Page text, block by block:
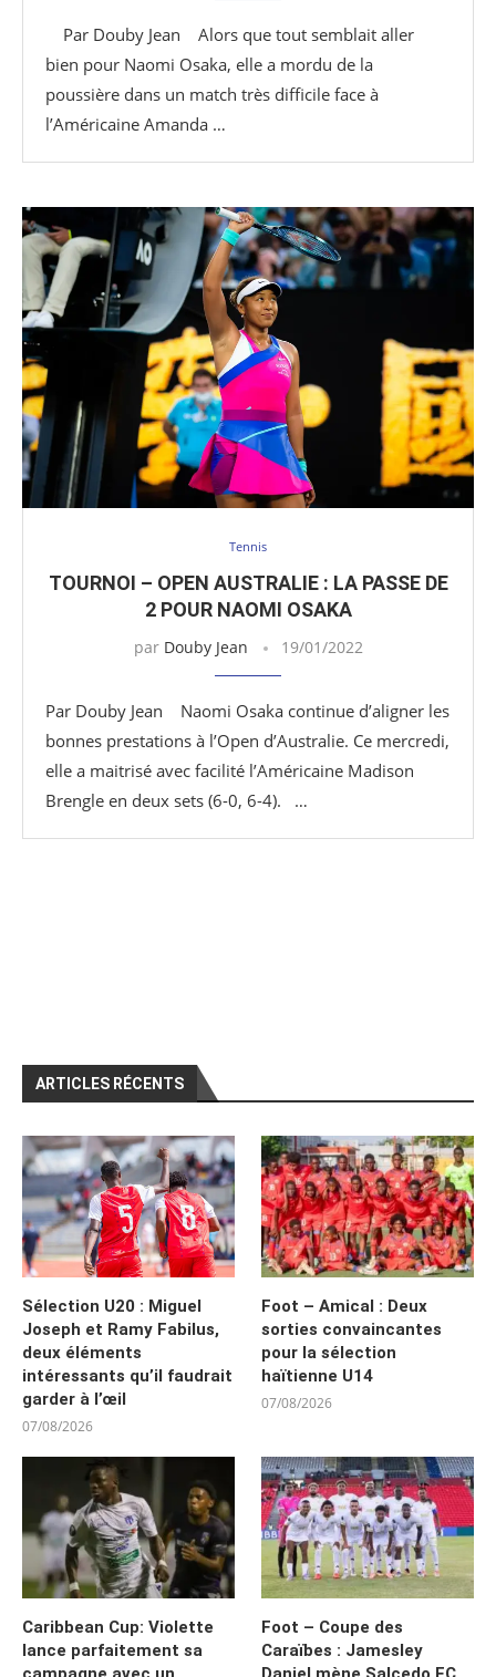
Par Douby Jean Alors que tout semblait aller
bien pour Naomi Osaka, elle a mordu de la
poussière dans un match très difficile face à
l’Américaine Amanda …
Tennis
TOURNOI – OPEN AUSTRALIE : LA PASSE DE
2 POUR NAOMI OSAKA
par Douby Jean 19/01/2022
Par Douby Jean Naomi Osaka continue d’aligner les
bonnes prestations à l’Open d’Australie. Ce mercredi,
elle a maitrisé avec facilité l’Américaine Madison
Brengle en deux sets (6-0, 6-4). …
ARTICLES RÉCENTS
Sélection U20 : Miguel
Joseph et Ramy Fabilus,
deux éléments
intéressants qu’il faudrait
garder à l’œil
07/08/2026
Foot – Amical : Deux
sorties convaincantes
pour la sélection
haïtienne U14
07/08/2026
Caribbean Cup: Violette
lance parfaitement sa
Foot – Coupe des
Caraïbes : Jamesley